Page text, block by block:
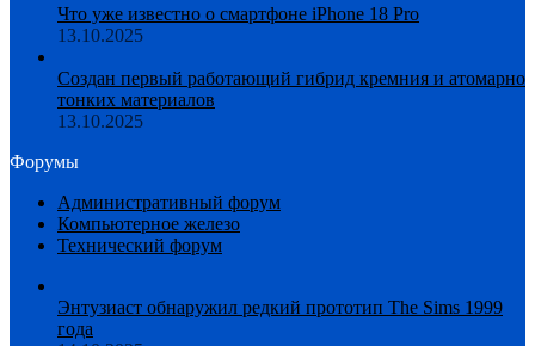
Что уже известно о смартфоне iPhone 18 Pro
13.10.2025
Создан первый работающий гибрид кремния и атомарно
тонких материалов
13.10.2025
Форумы
Административный форум
Компьютерное железо
Технический форум
Энтузиаст обнаружил редкий прототип The Sims 1999
года